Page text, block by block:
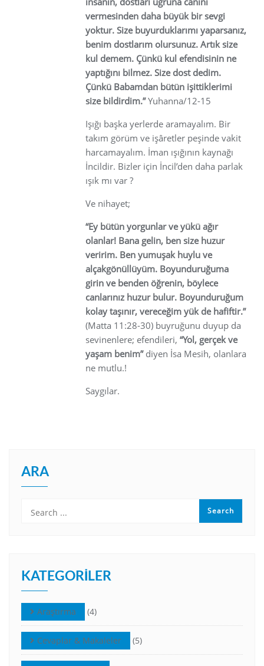
vermesinden daha büyük bir sevgi
yoktur. Size buyurduklarımı yaparsanız,
benim dostlarım olursunuz. Artık size
kul demem. Çünkü kul efendisinin ne
yaptığını bilmez. Size dost dedim.
Çünkü Babamdan bütün işittiklerimi
size bildirdim.”Yuhanna/12-15
Işığı başka yerlerde aramayalım. Bir
takım görüm ve işâretler peşinde vakit
harcamayalım. İman ışığının kaynağı
İncildir. Bizler için İncil’den daha parlak
ışık mı var ?
Ve nihayet;
“Ey bütün yorgunlar ve yükü ağır
olanlar! Bana gelin, ben size huzur
veririm. Ben yumuşak huylu ve
alçakgönüllüyüm. Boyunduruğuma
girin ve benden öğrenin, böylece
canlarınız huzur bulur. Boyunduruğum
kolay taşınır, vereceğim yük de hafiftir.”
(Matta 11:28-30) buyruğunu duyup da
sevinenlere; efendileri, “Yol, gerçek ve
yaşam benim” diyen İsa Mesih, olanlara
ne mutlu.!
Saygılar.
ARA
KATEGORILER
Araştırma (4)
Cevaplar & Makaleler (5)